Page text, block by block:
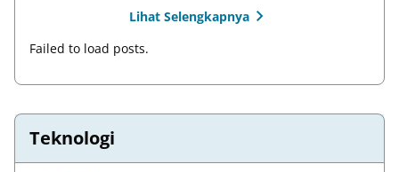
Lihat Selengkapnya
Failed to load posts.
Teknologi